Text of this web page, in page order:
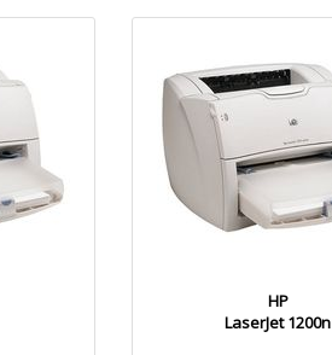
HP
LaserJet 1200n